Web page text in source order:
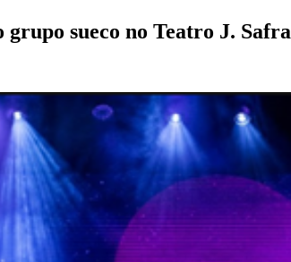
sueco no Teatro J. Safra